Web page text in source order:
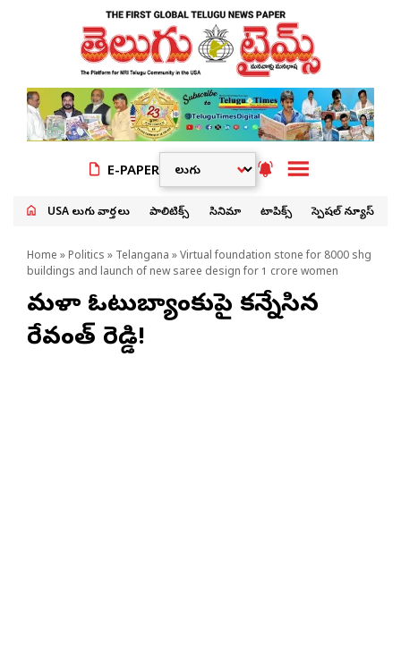
E-PAPER
USA తెలుగు వార్తలు పాలిటిక్స్ సినిమా టాపిక్స్ స్పెషల్ న్యూస్
Home » Politics » Telangana » Virtual foundation stone for 8000 shg
buildings and launch of new saree design for 1 crore women
మహిళా ఓటుబ్యాంకుపై కన్నేసిన
రేవంత్ రెడ్డి!